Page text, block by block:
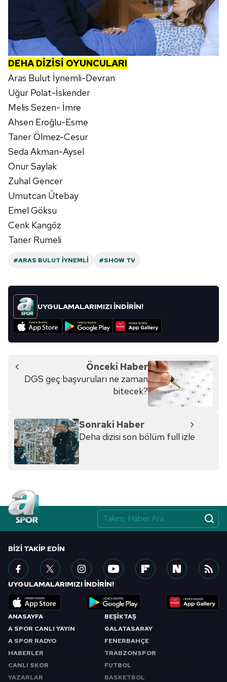
Çerezlere ilişkin tercihlerinizi aşağıda yer alan panel
vasıtasıyla belirleyebilirsiniz. Çerezlere ilişkin detaylı bilgi
için Ayarlar butonuna tıklayabilir,Çerez Bilgilendirme
Metnimiziziyaret edebilirsiniz.
6698 sayılı Kişisel Verilerin Korunması Kanunu uyarınca
hazırlanmış Aydınlatma Metnimizi okumak ve sitemizde
ilgili mevzuata uygun olarak kullanılan çerezlerle ilgili bilgi
almak için lütfentıklayınız
DEHA DİZİSİ OYUNCULARI
Aras Bulut İynemli-Devran
Uğur Polat-İskender
Melis Sezen- İmre
Ahsen Eroğlu-Esme
Taner Ölmez-Cesur
Seda Akman-Aysel
Onur Saylak
Zuhal Gencer
Umutcan Ütebay
Emel Göksu
Cenk Kangöz
Taner Rumeli
#ARAS BULUT İYNEMLI #SHOW TV
UYGULAMALARIMIZI İNDİRİN!
Önceki Haber
DGS geç başvuruları ne zaman
bitecek?
Sonraki Haber
Deha dizisi son bölüm full izle
ANASAYFA
A SPOR CANLI YAYIN
A SPOR RADYO
HABERLER
CANLI SKOR
YAZARLAR
BEŞİKTAŞ
GALATASARAY
FENERBAHÇE
TRABZONSPOR
FUTBOL
BASKETBOL
BIZI TAKIP EDIN
UYGULAMALARIMIZI İNDİRİN!